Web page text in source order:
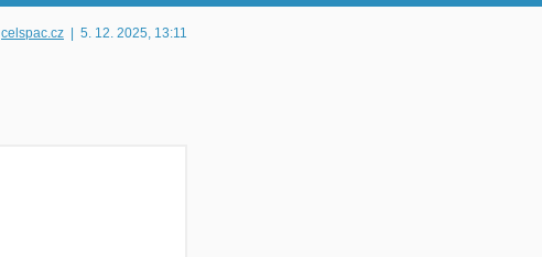
celspac.cz 5. 12. 2025, 13:11